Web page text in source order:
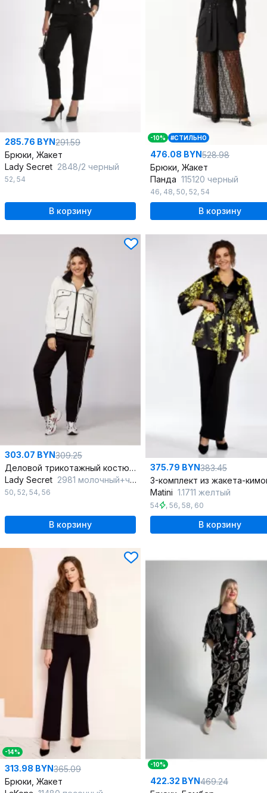
285.76 BYN291.59
Брюки, Жакет
Lady Secret 2848/2 черный
52, 54
В корзину
-10% #СТИЛЬНО
476.08 BYN528.98
Брюки, Жакет
Панда 115120 черный
46, 48, 50, 52, 54
В корзину
303.07 BYN309.25
Деловой трикотажный костюм из бомбера и брюк
Lady Secret 2981 молочный+черный
50, 52, 54, 56
В корзину
375.79 BYN383.45
Matini 1.1711 желтый
54 , 56, 58, 60
В корзину
-14%
313.98 BYN365.09
Брюки, Жакет
-10%
422.32 BYN469.24